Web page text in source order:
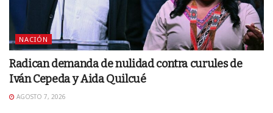
NACIÓN
Radican demanda de nulidad contra curules de
Iván Cepeda y Aida Quilcué
AGOSTO 7, 2026